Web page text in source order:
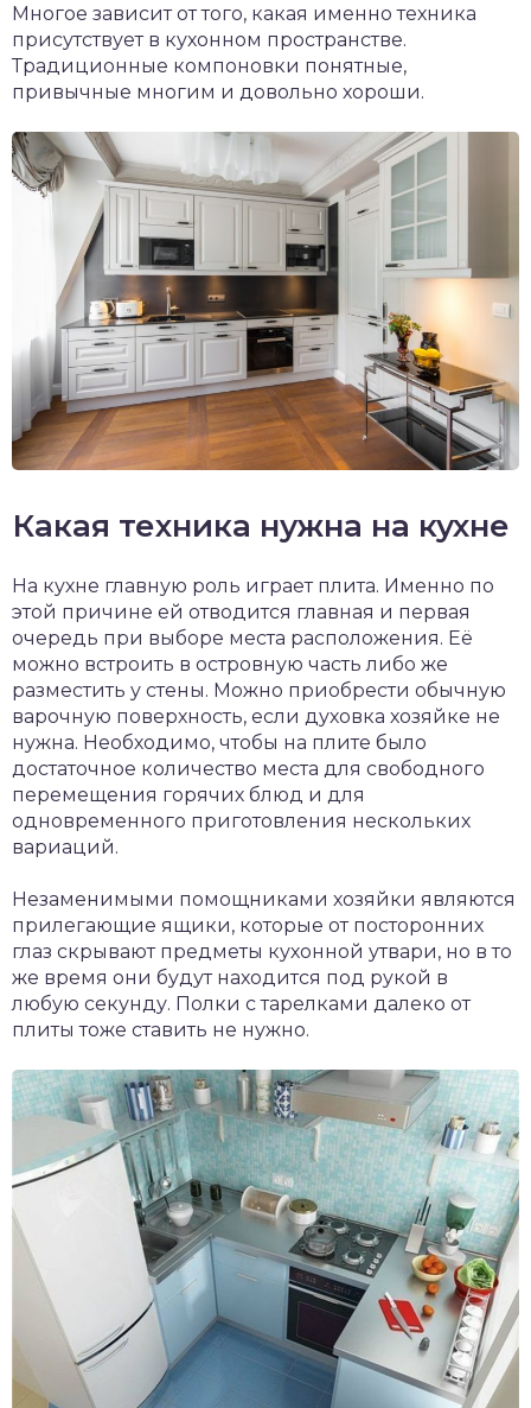
Многое зависит от того, какая именно техника
присутствует в кухонном пространстве.
Традиционные компоновки понятные,
привычные многим и довольно хороши.
Какая техника нужна на кухне
На кухне главную роль играет плита. Именно по
этой причине ей отводится главная и первая
очередь при выборе места расположения. Её
можно встроить в островную часть либо же
разместить у стены. Можно приобрести обычную
варочную поверхность, если духовка хозяйке не
нужна. Необходимо, чтобы на плите было
достаточное количество места для свободного
перемещения горячих блюд и для
одновременного приготовления нескольких
вариаций.
Незаменимыми помощниками хозяйки являются
прилегающие ящики, которые от посторонних
глаз скрывают предметы кухонной утвари, но в то
же время они будут находится под рукой в
любую секунду. Полки с тарелками далеко от
плиты тоже ставить не нужно.